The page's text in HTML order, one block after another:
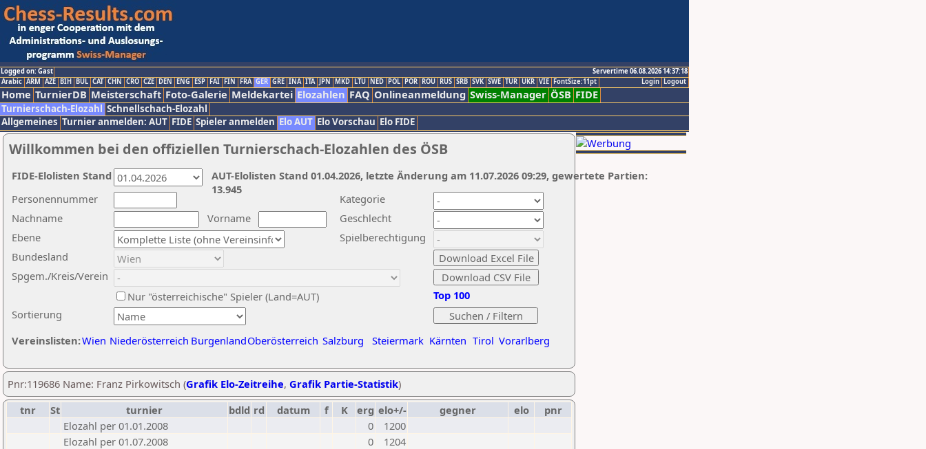
Logged on: Gast
Servertime 06.08.2026 14:37:18
Logout
Login
Arabic ARM AZE BIH BUL CAT CHN CRO CZE DEN ENG ESP FAI FIN FRA GER GRE INA ITA JPN MKD LTU NED POL POR ROU RUS SRB SVK SWE TUR UKR VIE FontSize:11pt
Home TurnierDB Meisterschaft Foto-Galerie Meldekartei Elozahlen FAQ Onlineanmeldung Swiss-Manager ÖSB FIDE
Turnierschach-Elozahl Schnellschach-Elozahl
Allgemeines Turnier anmelden: AUT FIDE Spieler anmelden Elo AUT Elo Vorschau Elo FIDE
Willkommen bei den offiziellen Turnierschach-Elozahlen des ÖSB
Nachname
Vorname
Ebene
Kategorie
Sortierung
Personennummer
Bundesland
Spgem./Kreis/Verein
Geschlecht
Nur "österreichische" Spieler (Land=AUT)
Spielberechtigung
Vereinslisten:Wien Niederösterreich BurgenlandOberösterreich Salzburg Steiermark Kärnten Tirol Vorarlberg
Top 100
AUT-Elolisten Stand 01.04.2026, letzte Änderung am 11.07.2026 09:29, gewertete Partien:
13.945
FIDE-Elolisten Stand
Pnr:119686 Name: Franz Pirkowitsch (Grafik Elo-Zeitreihe, Grafik Partie-Statistik)
tnr
St turnier bdld rd datum f K erg elo+/- gegner elo
pnr
Elozahl per 01.01.2008
0
1200
Elozahl per 01.07.2008
0
1204